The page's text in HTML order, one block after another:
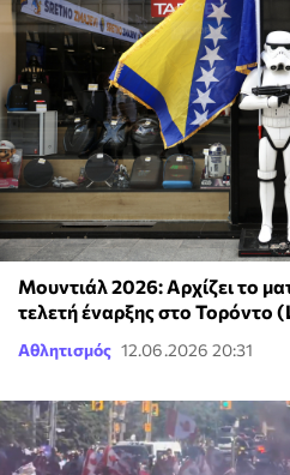
Μουντιάλ 2026: Αρχίζει το
τελετή έναρξης στο Τορόντο
Αθλητισμός 12.06.2026 20:31